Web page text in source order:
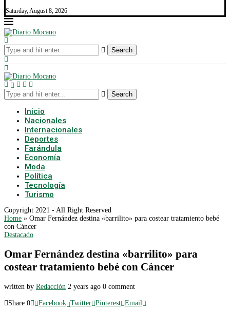
Saturday, August 8, 2026
Search
Search
Inicio
Nacionales
Internacionales
Deportes
Farándula
Economía
Moda
Política
Tecnología
Turismo
Copyright 2021 - All Right Reserved
Home » Omar Fernández destina «barrilito» para costear tratamiento bebé
con Cáncer
Destacado
Omar Fernández destina «barrilito» para
costear tratamiento bebé con Cáncer
written by Redacción 2 years ago 0 comment
Share 0 Facebook Twitter Pinterest Email